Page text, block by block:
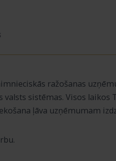
ražošanas
valsts sistēmas. Visos
ļāva uzņēmumam